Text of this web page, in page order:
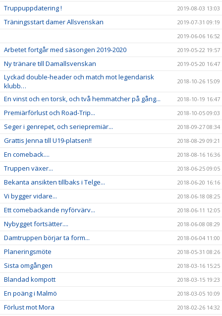
Truppuppdatering ! 2019-08-03 13:03
Träningsstart damer Allsvenskan
2019-07-31 09:19
2019-06-06 16:52
Arbetet fortgår med säsongen 2019-2020 2019-05-22 19:57
Ny tränare till Damallsvenskan 2019-05-20 16:47
Lyckad double-header och match mot legendarisk
klubb…
2018-10-26 15:09
En vinst och en torsk, och två hemmatcher på gång... 2018-10-19 16:47
Premiärförlust och Road-Trip... 2018-10-05 09:03
Seger i genrepet, och seriepremiär... 2018-09-27 08:34
Grattis Jenna till U19-platsen!! 2018-08-29 09:21
En comeback.... 2018-08-16 16:36
Truppen växer... 2018-06-25 09:05
Bekanta ansikten tillbaks i Telge... 2018-06-20 16:16
Vi bygger vidare... 2018-06-18 08:25
Ett comebackande nyförvärv... 2018-06-11 12:05
Nybygget fortsätter.... 2018-06-08 08:29
Damtruppen börjar ta form... 2018-06-04 11:00
Planeringsmöte 2018-05-31 08:26
Sista omgången 2018-03-16 15:25
Blandad kompott 2018-03-15 19:23
En poäng i Malmö 2018-03-05 10:09
Förlust mot Mora 2018-02-26 14:32